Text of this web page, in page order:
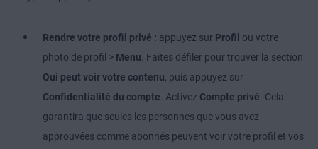
Rendre votre profil privé : appuyez sur Profil ou votre
photo de profil > Menu . Faites défiler pour trouver la section
Qui peut voir votre contenu , puis appuyez sur
Confidentialité du compte . Activez Compte privé . Cela
garantira que seules les personnes que vous avez
approuvées comme abonnés peuvent voir votre profil et vos